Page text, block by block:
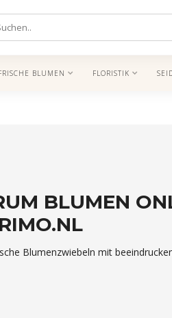
BLUMEN FLORISTIK
BLUMEN
Blumenzwiebeln mit